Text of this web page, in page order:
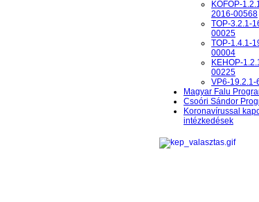
KÖFOP-
2016-00568
TOP-3.2.1-
00025
TOP-1.4.1-
00004
KEHOP-
00225
VP6-19.2.1-
Magyar Falu
Csoóri Sándor
Koronavírussal
intézkedések